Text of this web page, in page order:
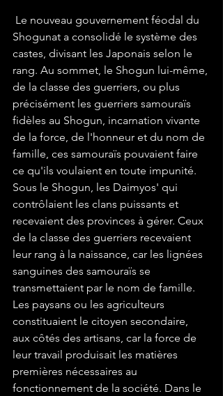
Shogunat a consolidé le système des
castes, divisant les Japonais selon le
rang. Au sommet, le Shogun lui-même,
de la classe des guerriers, ou plus
précisément les guerriers samouraïs
fidèles au Shogun, incarnation vivante
de la force, de l'honneur et du nom de
famille, ces samouraïs pouvaient faire
ce qu'ils voulaient en toute impunité.
Sous le Shogun, les Daimyos' qui
contrôlaient les clans puissants et
recevaient des provinces à gérer. Ceux
de la classe des guerriers recevaient
leur rang à la naissance, car les lignées
sanguines des samouraïs se
transmettaient par le nom de famille.
Les paysans ou les agriculteurs
constituaient le citoyen secondaire,
aux côtés des artisans, car la force de
leur travail produisait les matières
premières nécessaires au
fonctionnement de la société. Dans le